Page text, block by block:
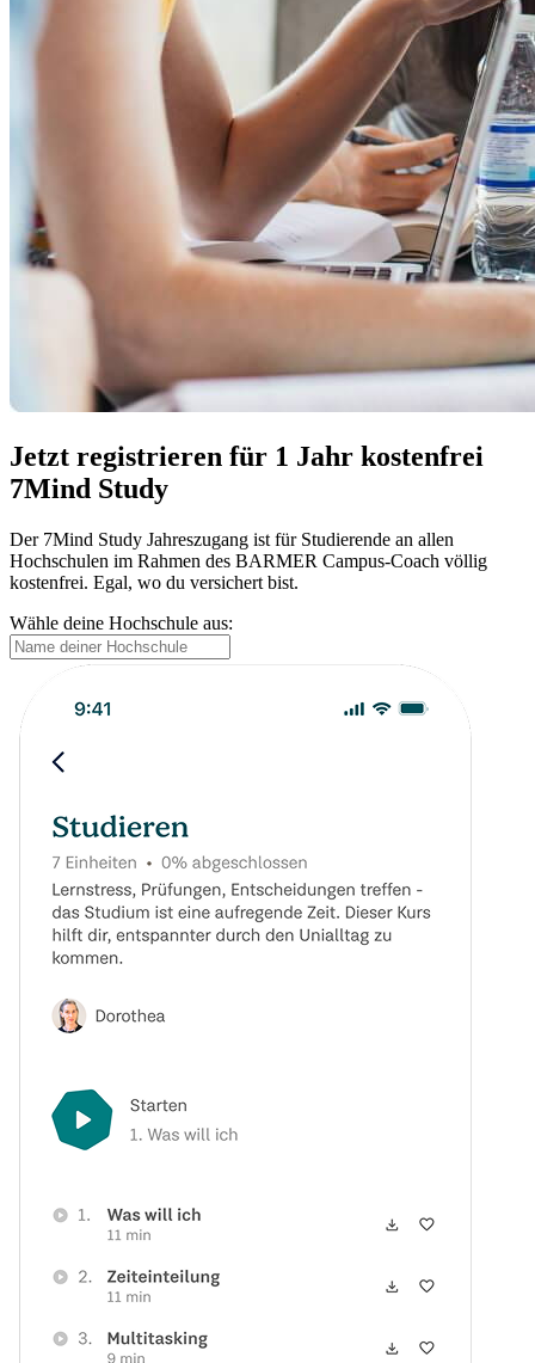
Jetzt registrieren für 1 Jahr kostenfrei
7Mind Study
Der 7Mind Study Jahreszugang ist für Studierende an allen
Hochschulen im Rahmen des BARMER Campus-Coach völlig
kostenfrei. Egal, wo du versichert bist.
Wähle deine Hochschule aus: